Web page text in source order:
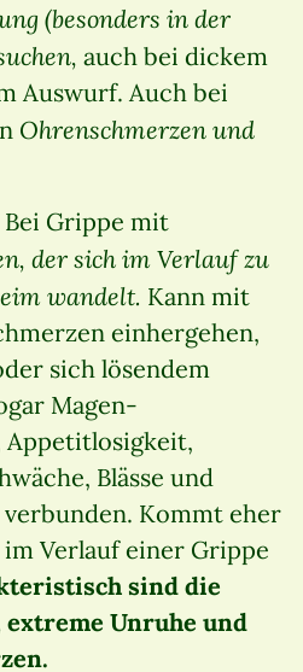
(besonders in der
auch bei dickem
Auswurf. Auch bei
Ohrenschmerzen und
Bei Grippe mit
der sich im Verlauf zu
wandelt. Kann mit
einhergehen,
sich lösendem
Magen-
Appetitlosigkeit,
Blässe und
Kommt eher
Verlauf einer Grippe
sind die
extreme Unruhe und